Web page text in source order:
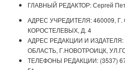
ГЛАВНЫЙ РЕДАКТОР: Сергей
АДРЕС УЧРЕДИТЕЛЯ: 460009,
КОРОСТЕЛЕВЫХ, Д. 4
АДРЕС РЕДАКЦИИ И ИЗДАТЕЛЯ:
ОБЛАСТЬ, Г.НОВОТРОИЦК,
ТЕЛЕФОНЫ РЕДАКЦИИ: (3537)